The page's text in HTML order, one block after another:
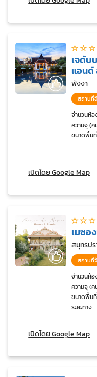
เจดับ
แอนด์
พังงา
สถานที่
จำนวนห้อ
ความจุ (ค
ขนาดพื้น
เปิดโดย Google Map
เมซอ
สมุทรปร
สถานที่
จำนวนห้อ
ความจุ (ค
ขนาดพื้น
ระยะทาง
เปิดโดย Google Map